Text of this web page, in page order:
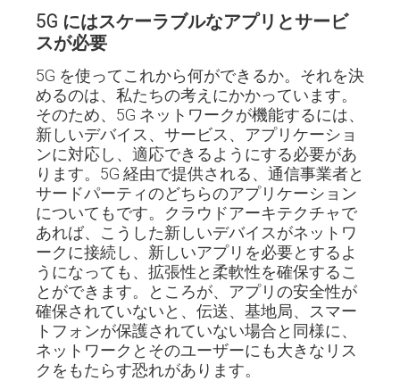
5G にはスケーラブルなアプリとサービ
スが必要
5G を使ってこれから何ができるか。それを決
めるのは、私たちの考えにかかっています。
そのため、5G ネットワークが機能するには、
新しいデバイス、サービス、アプリケーショ
ンに対応し、適応できるようにする必要があ
ります。5G 経由で提供される、通信事業者と
サードパーティのどちらのアプリケーション
についてもです。クラウドアーキテクチャで
あれば、こうした新しいデバイスがネットワ
ークに接続し、新しいアプリを必要とするよ
うになっても、拡張性と柔軟性を確保するこ
とができます。ところが、アプリの安全性が
確保されていないと、伝送、基地局、スマー
トフォンが保護されていない場合と同様に、
ネットワークとそのユーザーにも大きなリス
クをもたらす恐れがあります。